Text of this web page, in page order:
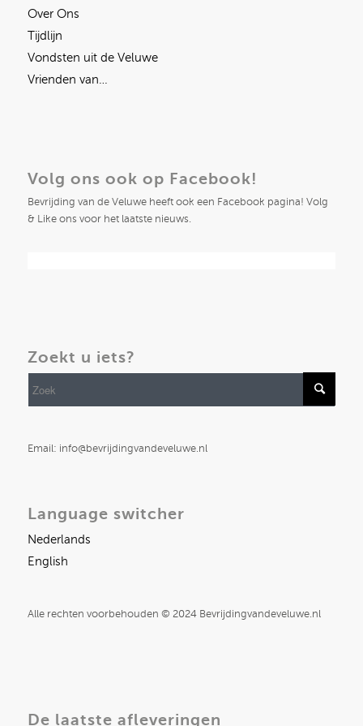
Over Ons
Tijdlijn
Vondsten uit de Veluwe
Vrienden van…
Volg ons ook op Facebook!
Bevrijding van de Veluwe heeft ook een Facebook pagina! Volg
& Like ons voor het laatste nieuws.
Zoekt u iets?
Email: info@bevrijdingvandeveluwe.nl
Language switcher
Nederlands
English
Alle rechten voorbehouden © 2024 Bevrijdingvandeveluwe.nl
De laatste afleveringen